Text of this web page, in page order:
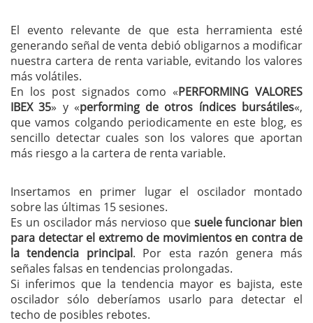
El evento relevante de que esta herramienta esté
generando señal de venta debió obligarnos a modificar
nuestra cartera de renta variable, evitando los valores
más volátiles.
En los post signados como «PERFORMING VALORES
IBEX 35» y «performing de otros índices bursátiles«,
que vamos colgando periodicamente en este blog, es
sencillo detectar cuales son los valores que aportan
más riesgo a la cartera de renta variable.
Insertamos en primer lugar el oscilador montado
sobre las últimas 15 sesiones.
Es un oscilador más nervioso que suele funcionar bien
para detectar el extremo de movimientos en contra de
la tendencia principal. Por esta razón genera más
señales falsas en tendencias prolongadas.
Si inferimos que la tendencia mayor es bajista, este
oscilador sólo deberíamos usarlo para detectar el
techo de posibles rebotes.